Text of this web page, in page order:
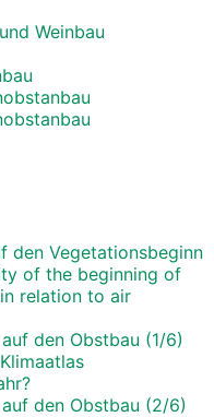
Weinbau
den Vegetationsbeginn
of the beginning of
relation to air
den Obstbau (1/6)
den Obstbau (2/6)